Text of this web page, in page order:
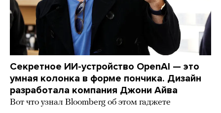
Секретное ИИ-устройство OpenAI — это
умная колонка в форме пончика. Дизайн
разработала компания Джони Айва
Вот что узнал Bloomberg об этом гаджете